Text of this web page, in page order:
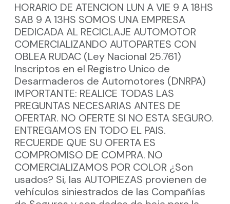
HORARIO DE ATENCION LUN A VIE 9 A 18HS
SAB 9 A 13HS SOMOS UNA EMPRESA
DEDICADA AL RECICLAJE AUTOMOTOR
COMERCIALIZANDO AUTOPARTES CON
OBLEA RUDAC (Ley Nacional 25.761)
Inscriptos en el Registro Unico de
Desarmaderos de Automotores (DNRPA)
IMPORTANTE: REALICE TODAS LAS
PREGUNTAS NECESARIAS ANTES DE
OFERTAR. NO OFERTE SI NO ESTA SEGURO.
ENTREGAMOS EN TODO EL PAIS.
RECUERDE QUE SU OFERTA ES
COMPROMISO DE COMPRA. NO
COMERCIALIZAMOS POR COLOR ¿Son
usados? Si, las AUTOPIEZAS provienen de
vehículos siniestrados de las Compañías